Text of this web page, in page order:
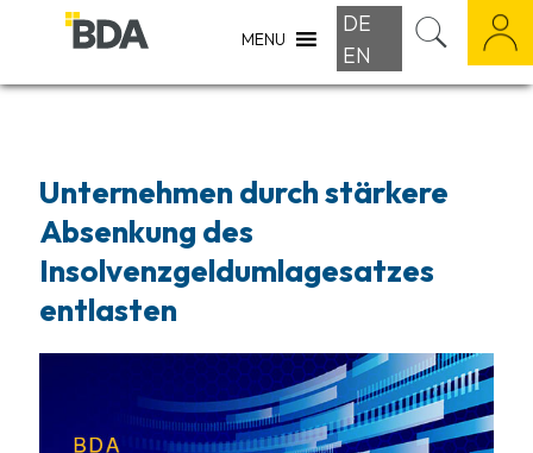
MENU
DE
EN
Unternehmen durch stärkere
Absenkung des
Insolvenzgeldumlagesatzes
entlasten